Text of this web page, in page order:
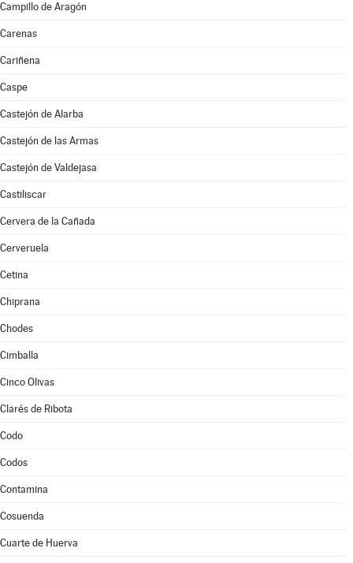
Campillo de Aragón
Carenas
Cariñena
Caspe
Castejón de Alarba
Castejón de las Armas
Castejón de Valdejasa
Castiliscar
Cervera de la Cañada
Cerveruela
Cetina
Chiprana
Chodes
Cimballa
Cinco Olivas
Clarés de Ribota
Codo
Codos
Contamina
Cosuenda
Cuarte de Huerva